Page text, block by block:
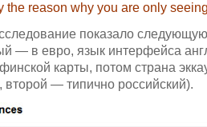
the reason why you are only
показало
— в евро, язык интерфейса
карты, потом страна
второй — типично российский).